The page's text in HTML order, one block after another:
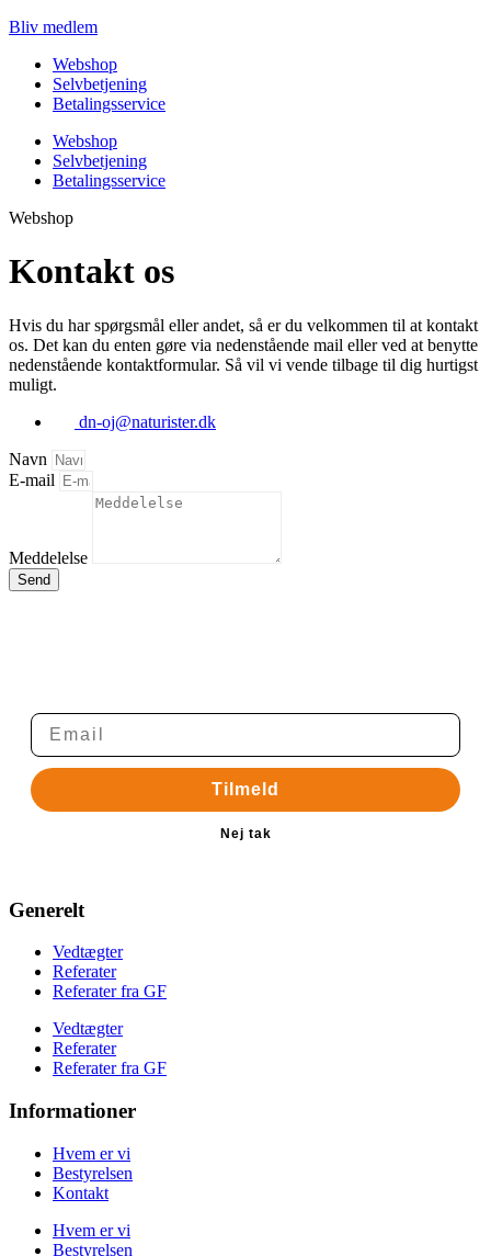
Bliv medlem
Webshop
Selvbetjening
Betalingsservice
Webshop
Selvbetjening
Betalingsservice
Webshop
Kontakt os
Hvis du har spørgsmål eller andet, så er du velkommen til at kontakt
os. Det kan du enten gøre via nedenstående mail eller ved at benytte
nedenstående kontaktformular. Så vil vi vende tilbage til dig hurtigst
muligt.
dn-oj@naturister.dk
Navn
E-mail
Meddelelse
Send
Tilmeld
Nej tak
Generelt
Vedtægter
Referater
Referater fra GF
Vedtægter
Referater
Referater fra GF
Informationer
Hvem er vi
Bestyrelsen
Kontakt
Hvem er vi
Bestyrelsen